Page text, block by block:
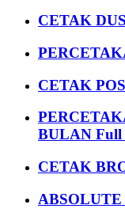
CETAK
CETAK
BULAN Full
CETAK